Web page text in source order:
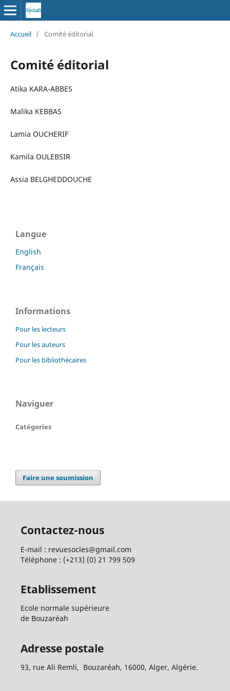
Accueil / Comité éditorial
Comité éditorial
Atika KARA-ABBES
Malika KEBBAS
Lamia OUCHERIF
Kamila OULEBSIR
Assia BELGHEDDOUCHE
Langue
English
Français
Informations
Pour les lecteurs
Pour les auteurs
Pour les bibliothécaires
Naviguer
Catégories
Faire une soumission
Contactez-nous
E-mail : revuesocles@gmail.com
Téléphone : (+213) (0) 21 799 509
Etablissement
Ecole normale supérieure
de Bouzaréah
Adresse postale
93, rue Ali Remli, Bouzaréah, 16000, Alger, Algérie.